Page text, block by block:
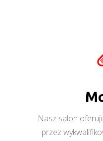
Nasz salon
przez